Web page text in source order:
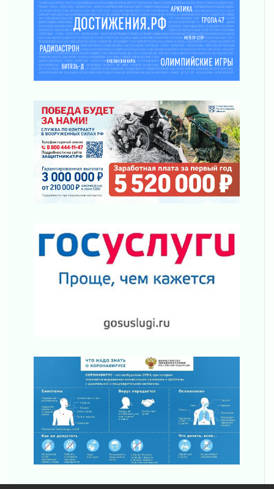
Часть медиков в Ленобласти сможет
рассчитывать на доплату от региона
03 августа 2026
За сутки в Ленинградской области
ликвидировали 10 пожаров
03 августа 2026
просится
03 августа 2026
Строительные компании Ленобласти
подняли зарплаты почти на 40% за год
03 августа 2026
Шесть новых жизней в честь дня рождения
Ленинградской области
03 августа 2026
Ленобласть отмечает День Воздушно-
десантных войск
02 августа 2026
«Активное лето»
Ленобласть отметила заслуги жителей перед
регионом и страной
Ладога — не пруд
02 августа 2026
ПСК через Гослуслуги напомнит жителям
Ленинградской области о неоплаченных
счетах
02 августа 2026
Пропавшего подростка нашли в Кировском
районе Ленобласти
02 августа 2026
Жителям Ленобласти напомнили, как